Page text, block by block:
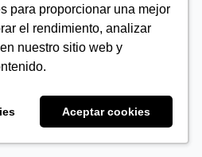
para proporcionar una mejor
el rendimiento, analizar
nuestro sitio web y
Aceptar cookies